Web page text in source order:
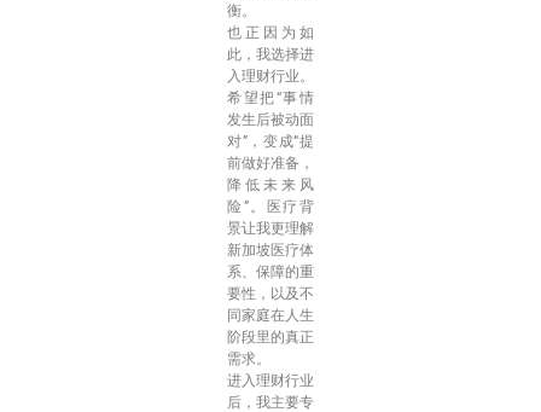
衡。
也正因为如
此，我选择进
入理财行业。
希望把“事情
发生后被动面
对”，变成“提
前做好准备，
降低未来风
险”。医疗背
景让我更理解
新加坡医疗体
系、保障的重
要性，以及不
同家庭在人生
阶段里的真正
需求。
进入理财行业
后，我主要专